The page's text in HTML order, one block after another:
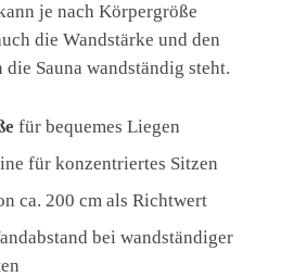
je nach Körpergröße
die Wandstärke und den
Sauna wandständig steht.
für bequemes Liegen
für konzentriertes Sitzen
ca. 200 cm als Richtwert
bei wandständiger